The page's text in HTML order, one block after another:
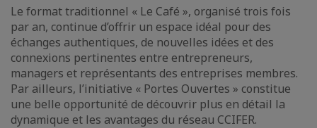
Le format traditionnel « Le Café », organisé trois fois
par an, continue d’offrir un espace idéal pour des
échanges authentiques, de nouvelles idées et des
connexions pertinentes entre entrepreneurs,
managers et représentants des entreprises membres.
Par ailleurs, l’initiative « Portes Ouvertes » constitue
une belle opportunité de découvrir plus en détail la
dynamique et les avantages du réseau CCIFER.